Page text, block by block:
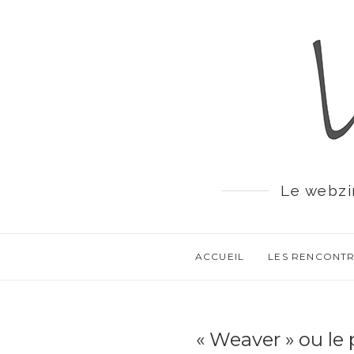
Le
ACCUEIL LES
« Weaver » ou